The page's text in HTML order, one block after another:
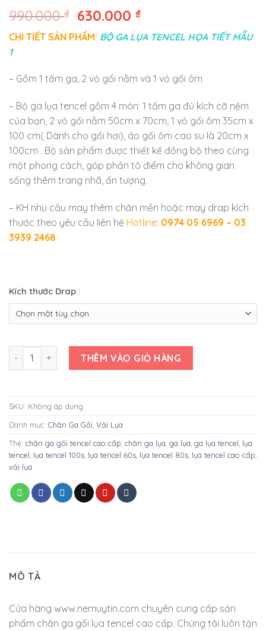
990.000₫ 630.000₫
CHI TIẾT SẢN PHẨM: BỘ GA LỤA TENCEL HỌA TIẾT MẪU
1
– Gồm 1 tấm ga, 2 vỏ gối nằm và 1 vỏ gối ôm
– Bộ ga lụa tencel gồm 4 món: 1 tấm ga đủ kích cỡ nệm
của bạn, 2 vỏ gối nằm 50cm x 70cm, 1 vỏ gối ôm 35cm x
100 cm( Dành cho gối hơi), áo gối ôm cao su là 20cm x
100cm . Bộ sản phẩm được thiết kế đồng bộ theo cùng
một phong cách, góp phần tô điểm cho không gian
sống thêm trang nhã, ấn tượng.
– KH nhu cầu may thêm chăn mền hoặc may drap kích
thước theo yêu cầu liên hệ Hotline: 0974 05 6969 – 03
3939 2468
Kích thước Drap :
BỘ GA LỤA TENCEL HỌA TIẾT MẪU 1 số lượng
THÊM VÀO GIỎ HÀNG
SKU: Không áp dụng
Danh mục: Chăn Ga Gối Vải Lụa
Thẻ: chăn ga gối tencel cao cấp chăn ga lụa ga lụa ga lụa tencel lụa
tencel lụa tencel 100s lụa tencel 60s lụa tencel 80s lụa tencel cao cấp
vải lụa
MÔ TẢ
Cửa hàng www.nemuytin.com chuyên cung cấp sản
phẩm chăn ga gối lụa tencel cao cấp. Chúng tôi luôn tận